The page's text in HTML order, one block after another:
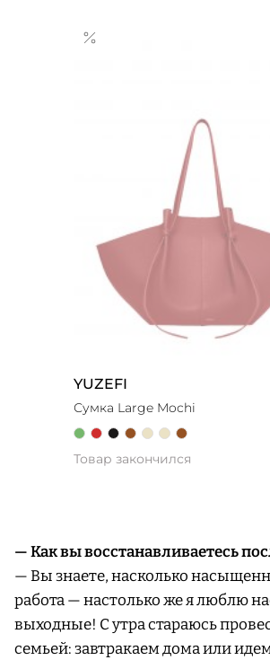
YUZEFI
Сумка Large Mochi
Товар закончился
— Как вы восстанавливаетесь
— Вы знаете, насколько
работа — настолько же я люблю
выходные! С утра стараюсь
семьей: завтракаем дома или